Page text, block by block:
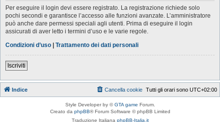
Per eseguire il login devi essere registrato. La registrazione richiede solo
pochi secondi e garantisce l’accesso alle funzioni avanzate. L’amministratore
può anche dare permessi speciali agli utenti. Prima di eseguire il login
assicurati di aver letto i termini d’uso e le varie regole.
Condizioni d’uso | Trattamento dei dati personali
Iscriviti
Indice Tutti gli orari sono UTC+02:00
Cancella cookie
Style Developer by ©GTA game Forum.
Creato da phpBB® Forum Software © phpBB Limited
Traduzione Italiana phpBB-Italia.it